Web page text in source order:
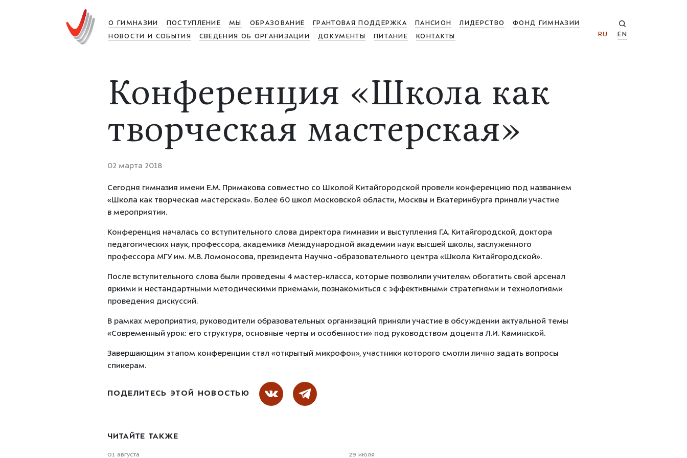
О ГИМНАЗИИ ПОСТУПЛЕНИЕ МЫ ОБРАЗОВАНИЕ ГРАНТОВАЯ ПОДДЕРЖКА ПАНСИОН ЛИДЕРСТВО
ФОНД ГИМНАЗИИ
НОВОСТИ И СОБЫТИЯ
СВЕДЕНИЯ ОБ ОРГАНИЗАЦИИ ДОКУМЕНТЫ ПИТАНИЕ КОНТАКТЫ RU EN
Конференция «Школа как
творческая мастерская»
02 марта 2018
Сегодня гимназия имени Е.М. Примакова совместно со Школой Китайгородской провели конференцию под названием
«Школа как творческая мастерская». Более 60 школ Московской области, Москвы и Екатеринбурга приняли участие
в мероприятии.
Конференция началась со вступительного слова директора гимназии и выступления Г.А. Китайгородской, доктора
педагогических наук, профессора, академика Международной академии наук высшей школы, заслуженного
профессора МГУ им. М.В. Ломоносова, президента Научно-образовательного центра «Школа Китайгородской».
После вступительного слова были проведены 4 мастер-класса, которые позволили учителям обогатить свой арсенал
яркими и нестандартными методическими приемами, познакомиться с эффективными стратегиями и технологиями
проведения дискуссий.
В рамках мероприятия, руководители образовательных организаций приняли участие в обсуждении актуальной темы
«Современный урок: его структура, основные черты и особенности» под руководством доцента Л.И. Каминской.
Завершающим этапом конференции стал «открытый микрофон», участники которого смогли лично задать вопросы
спикерам.
ПОДЕЛИТЕСЬ ЭТОЙ НОВОСТЬЮ
ЧИТАЙТЕ ТАКЖЕ
01 августа 29 июля